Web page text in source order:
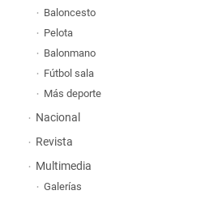
Baloncesto
Pelota
Balonmano
Fútbol sala
Más deporte
Nacional
Revista
Multimedia
Galerías